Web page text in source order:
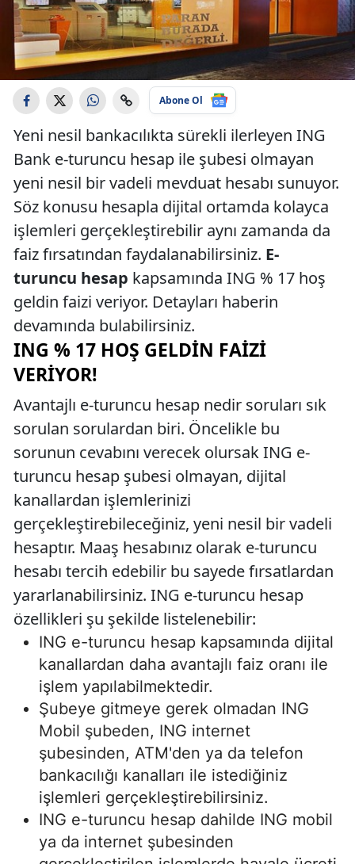
Abone Ol
Yeni nesil bankacılıkta sürekli ilerleyen ING
Bank e-turuncu hesap ile şubesi olmayan
yeni nesil bir vadeli mevduat hesabı sunuyor.
Söz konusu hesapla dijital ortamda kolayca
işlemleri gerçekleştirebilir aynı zamanda da
faiz fırsatından faydalanabilirsiniz. E-
turuncu hesap kapsamında ING % 17 hoş
geldin faizi veriyor. Detayları haberin
devamında bulabilirsiniz.
ING % 17 HOŞ GELDIN FAIZI
VERIYOR!
Avantajlı e-turuncu hesap nedir soruları sık
sorulan sorulardan biri. Öncelikle bu
sorunun cevabını verecek olursak ING e-
turuncu hesap şubesi olmayan, dijital
kanallardan işlemlerinizi
gerçekleştirebileceğiniz, yeni nesil bir vadeli
hesaptır. Maaş hesabınız olarak e-turuncu
hesabı tercih edebilir bu sayede fırsatlardan
yararlanabilirsiniz. ING e-turuncu hesap
özellikleri şu şekilde listelenebilir:
ING e-turuncu hesap kapsamında dijital
kanallardan daha avantajlı faiz oranı ile
işlem yapılabilmektedir.
Şubeye gitmeye gerek olmadan ING
Mobil şubeden, ING internet
şubesinden, ATM'den ya da telefon
bankacılığı kanalları ile istediğiniz
işlemleri gerçekleştirebilirsiniz.
ING e-turuncu hesap dahilde ING mobil
ya da internet şubesinden